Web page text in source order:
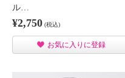
ル…
¥2,750 (税込)
お気に入りに登録